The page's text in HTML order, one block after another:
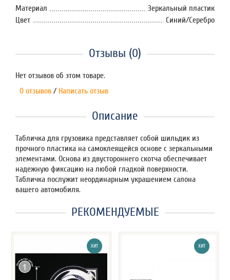
Материал
Зеркальный пластик
Цвет
Синий/Серебро
Отзывы (0)
Нет отзывов об этом товаре.
0 отзывов / Написать отзыв
Описание
Табличка для грузовика представляет собой шильдик из
прочного пластика на самоклеящейся основе с зеркальными
элементами. Основа из двустороннего скотча обеспечивает
надежную фиксацию на любой гладкой поверхности.
Табличка послужит неординарным украшением салона
вашего автомобиля.
РЕКОМЕНДУЕМЫЕ
ХИТ ХИТ